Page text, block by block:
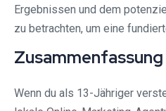
Ergebnissen und dem
zu betrachten, um eine
Zusammenfassung
Wenn du als 13-Jähriger